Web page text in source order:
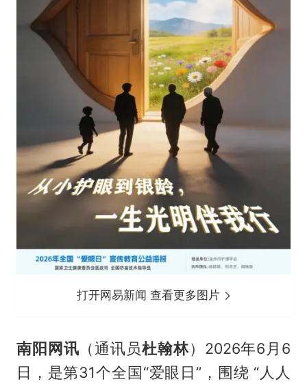
打开网易新闻 查看更多图片
南阳网讯 （通讯员杜翰林）2026年6月6
日，是第31个全国“爱眼日”，围绕 “人人